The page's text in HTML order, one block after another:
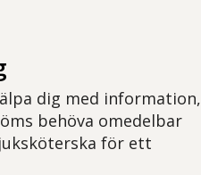
dig med information,
behöva omedelbar
för ett